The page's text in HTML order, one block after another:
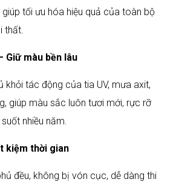
tối ưu hóa hiệu quả của toàn bộ
thất.​
Giữ màu bền lâu
khỏi tác động của tia UV, mưa axit,
giúp màu sắc luôn tươi mới, rực rỡ
nhiều năm.​
kiệm thời gian
đều, không bị vón cục, dễ dàng thi